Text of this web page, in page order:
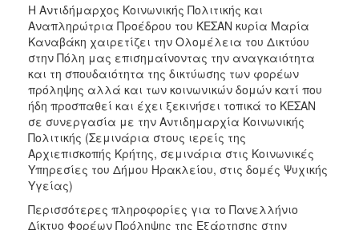
Η Αντιδήμαρχος Κοινωνικής Πολιτικής και
Αναπληρώτρια Προέδρου του ΚΕΣΑΝ κυρία Μαρία
Καναβάκη χαιρετίζει την Ολομέλεια του Δικτύου
στην Πόλη μας επισημαίνοντας την αναγκαιότητα
και τη σπουδαιότητα της δικτύωσης των φορέων
πρόληψης αλλά και των κοινωνικών δομών κατί που
ήδη προσπαθεί και έχει ξεκινήσει τοπικά το ΚΕΣΑΝ
σε συνεργασία με την Αντιδημαρχία Κοινωνικής
Πολιτικής (Σεμινάρια στους ιερείς της
Αρχιεπισκοπής Κρήτης, σεμινάρια στις Κοινωνικές
Υπηρεσίες του Δήμου Ηρακλείου, στις δομές Ψυχικής
Υγείας)
Περισσότερες πληροφορίες για το Πανελλήνιο
Δίκτυο Φορέων Πρόληψης της Εξάρτησης στην